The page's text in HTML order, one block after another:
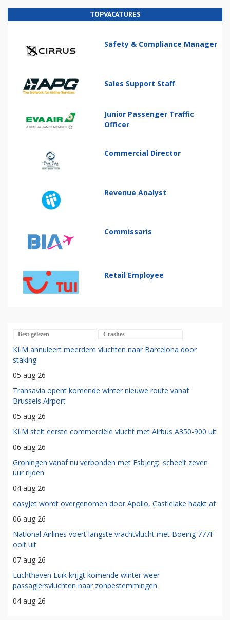
TOPVACATURES
Safety & Compliance Manager
Sales Support Staff
Junior Passenger Traffic
Officer
Commercial Director
Revenue Analyst
Commissaris
Retail Employee
Best gelezen Crashes
KLM annuleert meerdere vluchten naar Barcelona door
staking
05 aug 26
Transavia opent komende winter nieuwe route vanaf
Brussels Airport
05 aug 26
KLM stelt eerste commerciële vlucht met Airbus A350-900 uit
06 aug 26
Groningen vanaf nu verbonden met Esbjerg: 'scheelt zeven
uur rijden'
04 aug 26
easyJet wordt overgenomen door Apollo, Castlelake haakt af
06 aug 26
National Airlines voert langste vrachtvlucht met Boeing 777F
ooit uit
07 aug 26
Luchthaven Luik krijgt komende winter weer
passagiersvluchten naar zonbestemmingen
04 aug 26